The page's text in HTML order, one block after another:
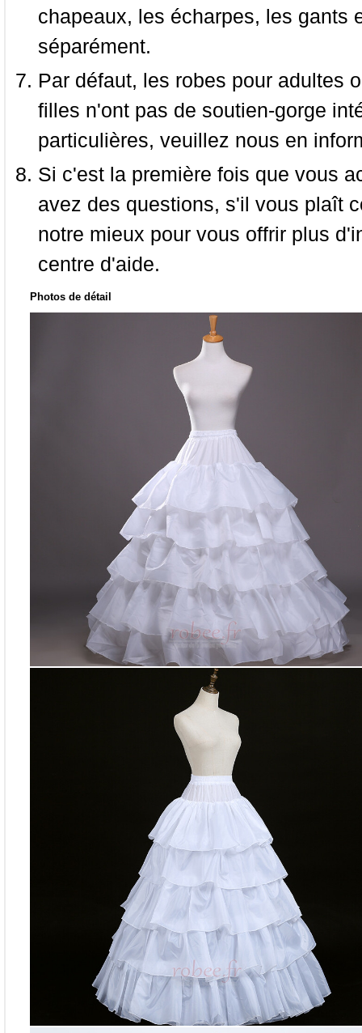
chapeaux, les écharpes, les gants
séparément.
Par défaut, les robes pour adultes
filles n'ont pas de soutien-gorge
particulières, veuillez nous en
Si c'est la première fois que vous
avez des questions, s'il vous plaît
notre mieux pour vous offrir plus
centre d'aide.
Photos de détail